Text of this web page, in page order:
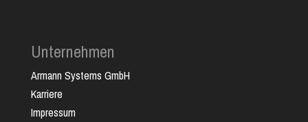
Unternehmen
Armann Systems GmbH
Karriere
Impressum